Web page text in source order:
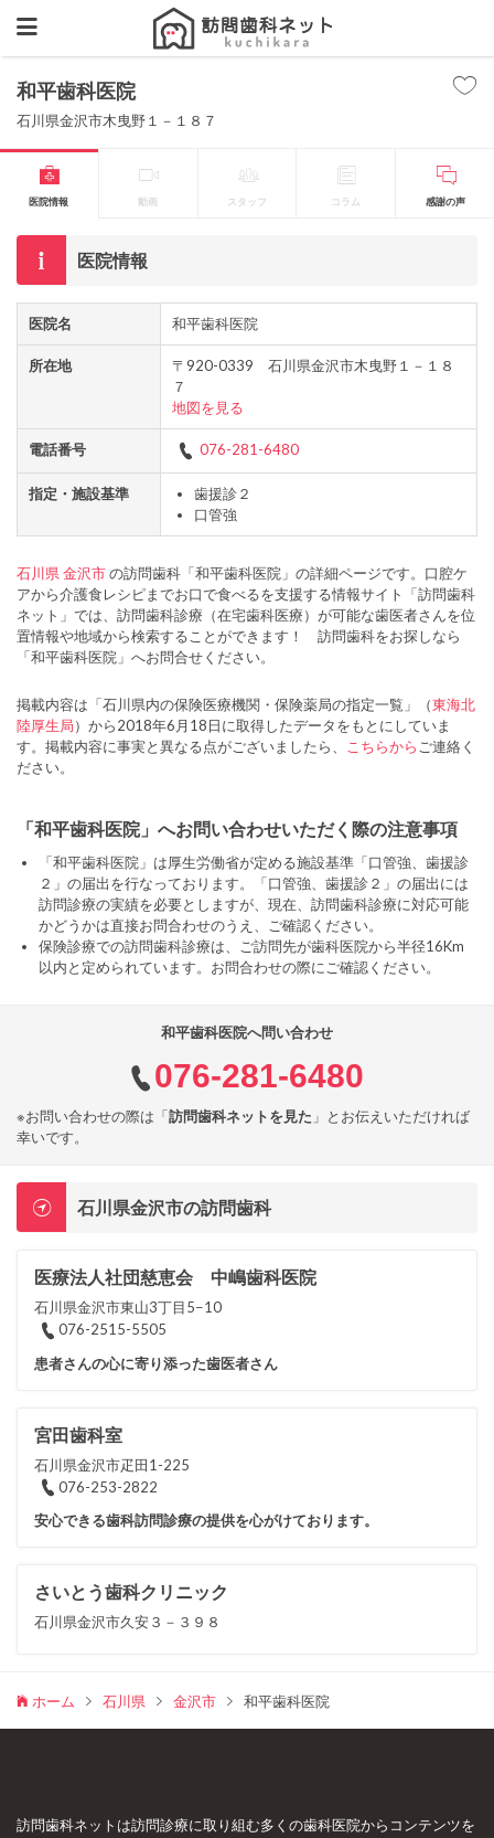
和平歯科医院
石川県金沢市木曳野１－１８７
医院情報 動画 スタッフ コラム 感謝の声
医院情報
医院名 和平歯科医院
所在地
〒920-0339 石川県金沢市木曳野１－１８
７
地図を見る
電話番号 076-281-6480
指定・施設基準
歯援診２
口管強
石川県 金沢市の訪問歯科「和平歯科医院」の詳細ページです。口腔ケ
アから介護食レシピまでお口で食べるを支援する情報サイト「訪問歯科
ネット」では、訪問歯科診療（在宅歯科医療）が可能な歯医者さんを位
置情報や地域から検索することができます！ 訪問歯科をお探しなら
「和平歯科医院」へお問合せください。
掲載内容は「石川県内の保険医療機関・保険薬局の指定一覧」（東海北
陸厚生局）から2018年6月18日に取得したデータをもとにしていま
す。掲載内容に事実と異なる点がございましたら、
こちらから ご連絡く
ださい。
「和平歯科医院」へお問い合わせいただく際の注意事項
「和平歯科医院」は厚生労働省が定める施設基準「口管強、歯援診
２」の届出を行なっております。「口管強、歯援診２」の届出には
訪問診療の実績を必要としますが、現在、訪問歯科診療に対応可能
かどうかは直接お問合わせのうえ、ご確認ください。
保険診療での訪問歯科診療は、ご訪問先が歯科医院から半径16Km
以内と定められています。お問合わせの際にご確認ください。
和平歯科医院へ問い合わせ
076-281-6480
※お問い合わせの際は「訪問歯科ネットを見た 」とお伝えいただければ
幸いです。
石川県金沢市の訪問歯科
医療法人社団慈恵会 中嶋歯科医院
石川県金沢市東山3丁目5−10
076-2515-5505
患者さんの心に寄り添った歯医者さん
宮田歯科室
石川県金沢市疋田1-225
076-253-2822
安心できる歯科訪問診療の提供を心がけております。
さいとう歯科クリニック
石川県金沢市久安３－３９８
ホーム 石川県 金沢市 和平歯科医院
訪問歯科ネットは訪問診療に取り組む多くの歯科医院からコンテンツを